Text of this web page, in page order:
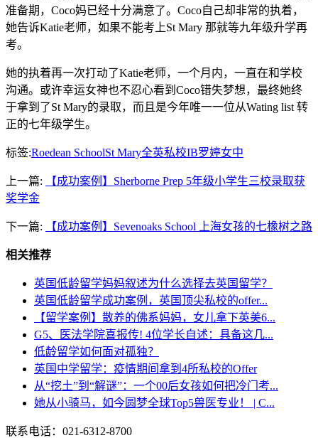
准备期，Coco妈已经十分满意了。Coco自己却非常的执着，
她告诉Katie老师，如果不能考上St Mary 那就等九年级升学再
考。
她的执着再一次打动了Katie老师，一个月内，一直在和学校
沟通。或许幸运女神也不忍心看到Coco错失梦想，最终她终
于拿到了St Mary的录取，而且是今年唯一一位从Wating list 转
正的七年级学生。
标签:Roedean SchoolSt Mary全英私校IB罗婷女中
上一篇:
【成功案例】Sherborne Prep 5年级小学生三校录取获
奖学金
下一篇: 【成功案例】Sevenoaks School 上海女孩的七橡树之路
相关推荐
英国低龄留学妈妈叙述为什么选择去英国留学？
英国低龄留学成功案例，英国顶尖私校的offer...
【留学案例】散养的佛系妈妈，女儿拿下英美6...
G5、医法学院喜报传! 4位学长自述：具备这几...
低龄留学如何面对孤独？
英国中学留学：疫情期间拿到4所私校的Offer
从“挖土”到“解谜”：一个00后女孩如何把冷门考...
她从小骑马，如今圆梦全球Top5兽医专业！ | C...
联系电话：021-6312-8700